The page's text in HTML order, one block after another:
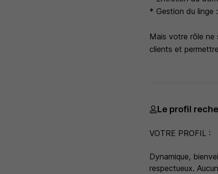
* Gestion du linge
Mais votre rôle ne
clients et
Le profil
VOTRE PROFIL :
Dynamique,
respectueux.